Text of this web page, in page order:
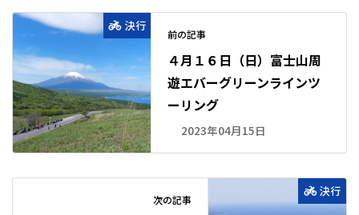
決行
前の記事
４月１６日（日）富士山周
遊エバーグリーンラインツ
ーリング
2023年04月15日
決行
次の記事